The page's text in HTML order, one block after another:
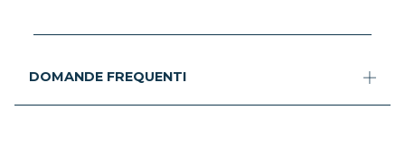
DOMANDE FREQUENTI